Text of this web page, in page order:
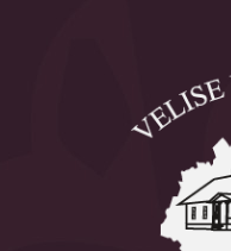
Avaleht
Aleksei